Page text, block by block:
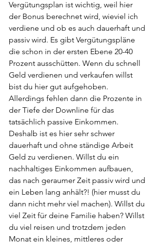
Vergütungsplan ist wichtig, weil hier
der Bonus berechnet wird, wieviel ich
verdiene und ob es auch dauerhaft und
passiv wird. Es gibt Vergütungspläne
die schon in der ersten Ebene 20-40
Prozent ausschütten. Wenn du schnell
Geld verdienen und verkaufen willst
bist du hier gut aufgehoben.
Allerdings fehlen dann die Prozente in
der Tiefe der Downline für das
tatsächlich passive Einkommen.
Deshalb ist es hier sehr schwer
dauerhaft und ohne ständige Arbeit
Geld zu verdienen. Willst du ein
nachhaltiges Einkommen aufbauen,
das nach geraumer Zeit passiv wird und
ein Leben lang anhält?! (hier musst du
dann nicht mehr viel machen). Willst du
viel Zeit für deine Familie haben? Willst
du viel reisen und trotzdem jeden
Monat ein kleines, mittleres oder